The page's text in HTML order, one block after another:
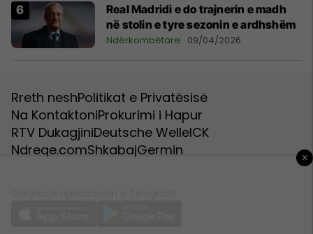
Real Madridi e do trajnerin e madh
në stolin e tyre sezonin e ardhshëm
Ndërkombëtare 09/04/2026
Rreth neshPolitikat e Privatësisë
Na KontaktoniProkurimi i Hapur
RTV DukagjiniDeutsche WelleICK
Ndreqe.comShkabajGermin ×